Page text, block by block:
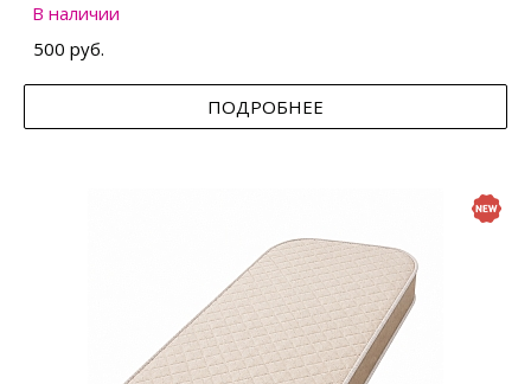
В наличии
500 руб.
ПОДРОБНЕЕ